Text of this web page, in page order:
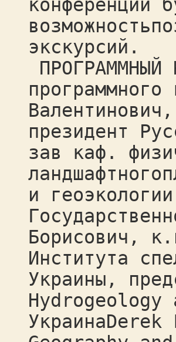
конференции
экскурсий.
ПРОГРАММНЫЙ
программного
президент
зав каф.
и
Борисович,
Института
Украины,
Hydrogeology